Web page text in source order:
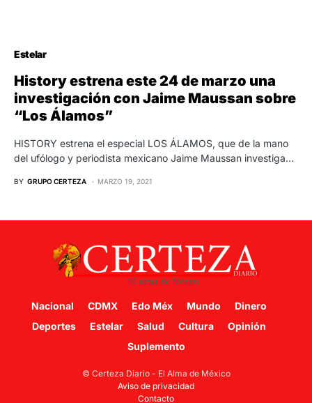
Estelar
History estrena este 24 de marzo una
investigación con Jaime Maussan sobre
“Los Álamos”
HISTORY estrena el especial LOS ÁLAMOS, que de la mano
del ufólogo y periodista mexicano Jaime Maussan investiga…
BY GRUPO CERTEZA MARZO 19, 2021
Nacional CDMX Edo Méx Mundo
Dinero
Deportes
Estelar Salud Cultura
Opinión
Suplemento
© Certeza Diario - El Alma de México
Aviso de privacidad
Contacto